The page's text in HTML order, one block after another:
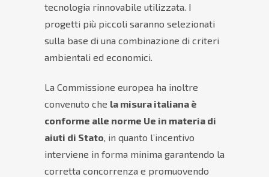
tecnologia rinnovabile utilizzata. I
progetti più piccoli saranno selezionati
sulla base di una combinazione di criteri
ambientali ed economici.
La Commissione europea ha inoltre
convenuto che la misura italiana è
conforme alle norme Ue in materia di
aiuti di Stato , in quanto l’incentivo
interviene in forma minima garantendo la
corretta concorrenza e promuovendo